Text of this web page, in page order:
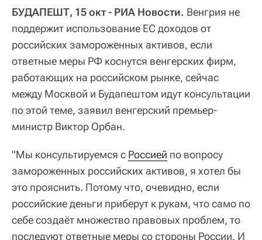
БУДАПЕШТ, 15 окт - РИА Новости. Венгрия не
поддержит использование ЕС доходов от
российских замороженных активов, если
ответные меры РФ коснутся венгерских фирм,
работающих на российском рынке, сейчас
между Москвой и Будапештом идут консультации
по этой теме, заявил венгерский премьер-
министр Виктор Орбан.
"Мы консультируемся с Россией по вопросу
замороженных российских активов, я хотел бы
это прояснить. Потому что, очевидно, если
российские деньги приберут к рукам, что само по
себе создаёт множество правовых проблем, то
последуют ответные меры со стороны России. И